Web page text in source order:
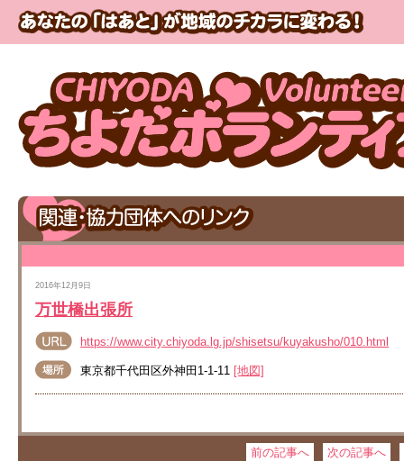
2016年12月9日
万世橋出張所
https://www.city.chiyoda.lg.jp/shisetsu/kuyakusho/010.html
東京都千代田区外神田1-1-11 [地図]
前の記事へ 次の記事へ